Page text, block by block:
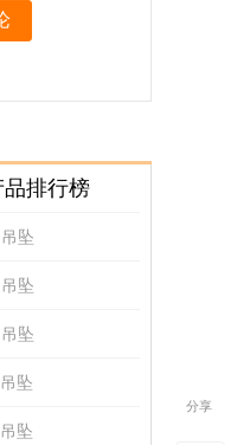
品排行榜
坠
坠
坠
坠
坠
分享